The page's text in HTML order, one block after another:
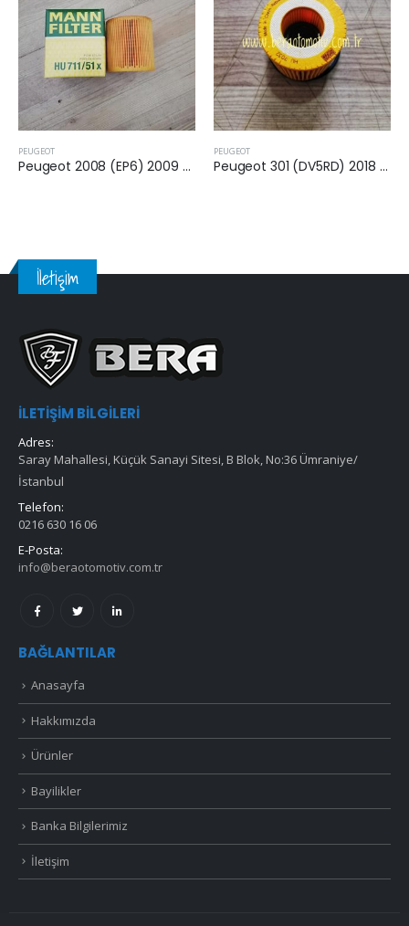
Peugeot 2008 (EP6) 2009 Sonrası 1.6 Vti Yağ Filtresi Peugeot 301 (DV5RD) 2018 Sonrası 1.5 BlueHDİ Yağ Filtresi
İletişim
İLETIŞIM BILGILERI
Adres:
Saray Mahallesi, Küçük Sanayi Sitesi, B Blok, No:36 Ümraniye/
İstanbul
Telefon:
0216 630 16 06
E-Posta:
info@beraotomotiv.com.tr
BAĞLANTILAR
Anasayfa
Hakkımızda
Ürünler
Bayilikler
Banka Bilgilerimiz
İletişim